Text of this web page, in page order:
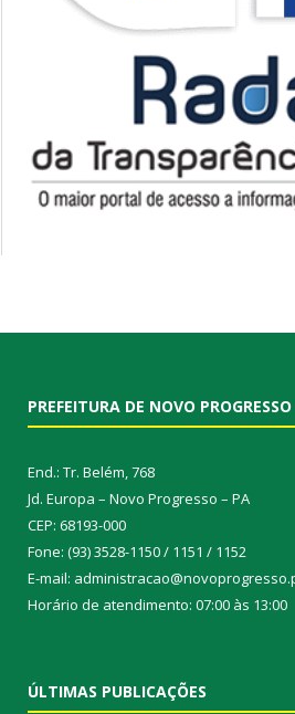
PREFEITURA DE NOVO PROGRESSO
End.: Tr. Belém, 768
Jd. Europa – Novo Progresso – PA
CEP: 68193-000
Fone: (93) 3528-1150 / 1151 / 1152
E-mail:
Horário de atendimento: 07:00 às 13:00
ÚLTIMAS PUBLICAÇÕES